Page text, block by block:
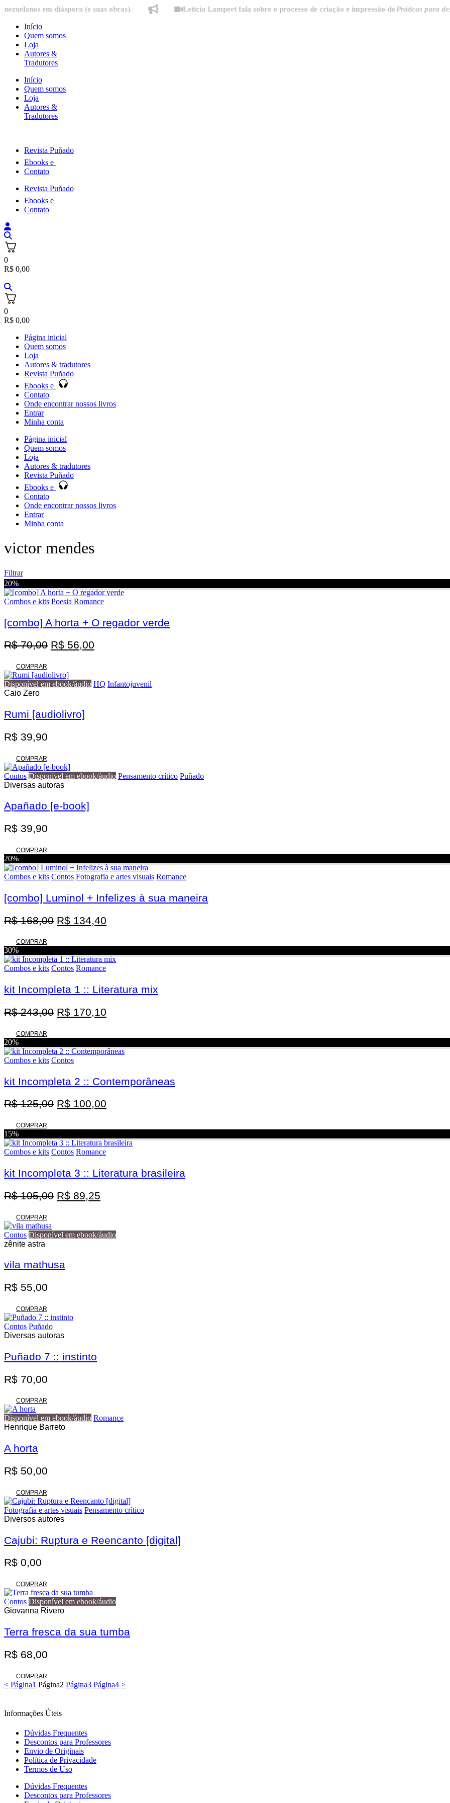
Ir
conteúdo
em diáspora (e suas obras). Letícia Lampert fala sobre o processo de criação e impressão doPráticas para
Início
Quem somos
Loja
Autores &
Tradutores
Início
Quem somos
Loja
Autores &
Tradutores
Revista Puñado
Ebooks e
Contato
Revista Puñado
Ebooks e
Contato
0
R$ 0,00
0
R$ 0,00
Página inicial
Quem somos
Loja
Autores & tradutores
Revista Puñado
Ebooks e
Contato
Onde encontrar nossos livros
Entrar
Minha conta
Página inicial
Quem somos
Loja
Autores & tradutores
Revista Puñado
Ebooks e
Contato
Onde encontrar nossos livros
Entrar
Minha conta
victor mendes
Filtrar
Promoção
20%
Combos e kits Poesia Romance
[combo] A horta + O regador verde
R$70,00 O
era:
R$ 56,00
é:
COMPRAR
Disponível em ebook/áudio HQ Infantojuvenil
Caio Zero
Rumi [audiolivro]
R$ 39,90
COMPRAR
Contos Disponível em ebook/áudio Pensamento crítico Puñado
Diversas autoras
Apañado [e-book]
R$ 39,90
COMPRAR
20%
Combos e kits Contos Fotografia e artes visuais Romance
[combo] Luminol + Infelizes à sua maneira
R$168,00 O
original
era:
R$ 168,00.
R$ 134,40
atual
é:
COMPRAR
30%
Combos e kits Contos Romance
kit Incompleta 1 :: Literatura mix
R$243,00 O
original
era:
R$ 243,00.
R$ 170,10
atual
é:
COMPRAR
20%
Combos e kits Contos
kit Incompleta 2 :: Contemporâneas
R$125,00 O
original
era:
R$ 125,00.
R$ 100,00
atual
é:
COMPRAR
15%
Combos e kits Contos Romance
kit Incompleta 3 :: Literatura brasileira
R$105,00 O
era:
R$ 89,25
é:
COMPRAR
Contos Disponível em ebook/áudio
zênite astra
vila mathusa
R$ 55,00
COMPRAR
Contos Puñado
Diversas autoras
Puñado 7 :: instinto
R$ 70,00
COMPRAR
Disponível em ebook/áudio Romance
Henrique Barreto
A horta
R$ 50,00
COMPRAR
Fotografia e artes visuais Pensamento crítico
Diversos autores
Cajubi: Ruptura e Reencanto [digital]
R$ 0,00
COMPRAR
Contos Disponível em ebook/áudio
Giovanna Rivero
Terra fresca da sua tumba
R$ 68,00
COMPRAR
< Página1 Página2 Página3 Página4 >
Informações Úteis
Dúvidas Frequentes
Descontos para Professores
Envio de Originais
Política de Privacidade
Termos de Uso
Dúvidas Frequentes
Descontos para Professores